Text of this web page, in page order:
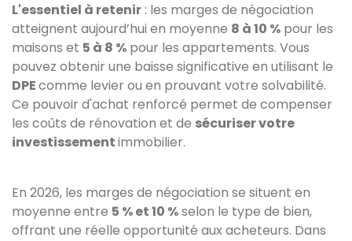
L'essentiel à retenir : les marges de négociation
atteignent aujourd’hui en moyenne 8 à 10 % pour les
maisons et 5 à 8 % pour les appartements. Vous
pouvez obtenir une baisse significative en utilisant le
DPEcomme levier ou en prouvant votre solvabilité.
Ce pouvoir d'achat renforcé permet de compenser
les coûts de rénovation et de sécuriser votre
investissementimmobilier.
En 2026, les marges de négociation se situent en
moyenne entre 5 % et 10 %selon le type de bien,
offrant une réelle opportunité aux acheteurs. Dans